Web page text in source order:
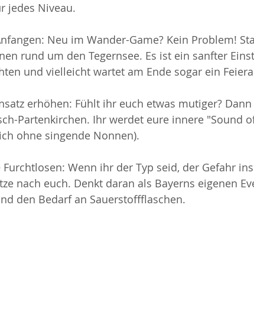
jedes Niveau.
Neu im Wander-Game? Kein Problem!
rund um den Tegernsee. Es ist ein sanfter
und vielleicht wartet am Ende sogar ein
erhöhen: Fühlt ihr euch etwas mutiger?
Partenkirchen. Ihr werdet eure innere "Sound
ohne singende Nonnen).
Furchtlosen: Wenn ihr der Typ seid, der Gefahr
nach euch. Denkt daran als Bayerns eigenen
den Bedarf an Sauerstoffflaschen.